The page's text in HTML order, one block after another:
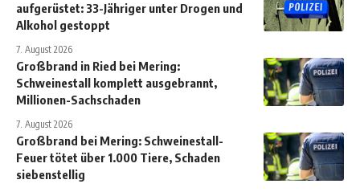
aufgerüstet: 33-Jähriger unter Drogen und
Alkohol gestoppt
7. August 2026
Großbrand in Ried bei Mering:
Schweinestall komplett ausgebrannt,
Millionen-Sachschaden
7. August 2026
Großbrand bei Mering: Schweinestall-
Feuer tötet über 1.000 Tiere, Schaden
siebenstellig